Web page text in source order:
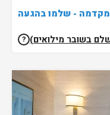
מקדמה - שלמו בהגעה
בשובר מילואים) ?